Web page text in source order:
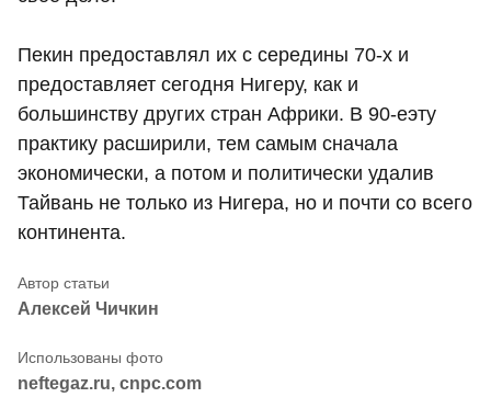
Пекин предоставлял их с середины 70-х и
предоставляет сегодня Нигеру, как и
большинству других стран Африки. В 90-еэту
практику расширили, тем самым сначала
экономически, а потом и политически удалив
Тайвань не только из Нигера, но и почти со всего
континента.
Алексей Чичкин
neftegaz.ru, cnpc.com